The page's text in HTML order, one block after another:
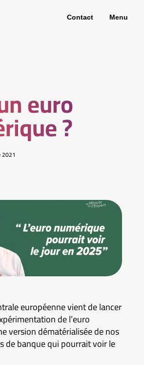
Contact Menu
euro
?
2021
européenne vient de lancer
de l’euro
version dématérialisée de nos
de banque qui pourrait voir le